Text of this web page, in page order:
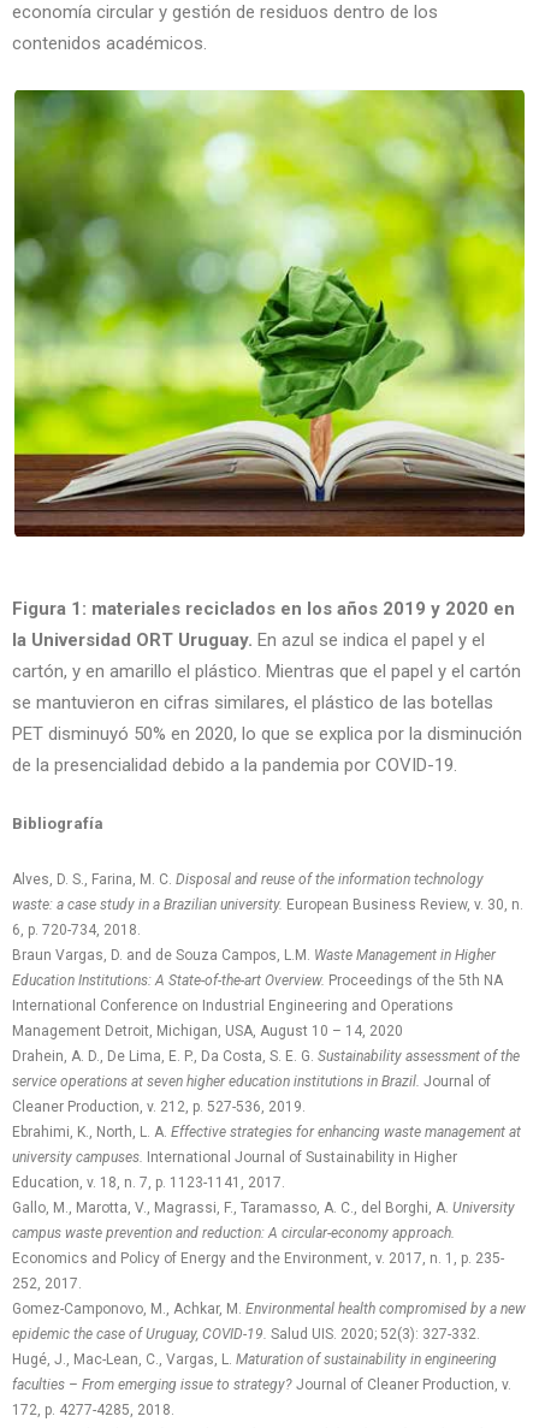
economía circular y gestión de residuos dentro de los
contenidos académicos.
Figura 1: materiales reciclados en los años 2019 y 2020 en
la Universidad ORT Uruguay. En azul se indica el papel y el
cartón, y en amarillo el plástico. Mientras que el papel y el cartón
se mantuvieron en cifras similares, el plástico de las botellas
PET disminuyó 50% en 2020, lo que se explica por la disminución
de la presencialidad debido a la pandemia por COVID-19.
Bibliografía
Alves, D. S., Farina, M. C. Disposal and reuse of the information technology
waste: a case study in a Brazilian university. European Business Review, v. 30, n.
6, p. 720-734, 2018.
Braun Vargas, D. and de Souza Campos, L.M. Waste Management in Higher
Education Institutions: A State-of-the-art Overview. Proceedings of the 5th NA
International Conference on Industrial Engineering and Operations
Management Detroit, Michigan, USA, August 10 – 14, 2020
Drahein, A. D., De Lima, E. P., Da Costa, S. E. G. Sustainability assessment of the
service operations at seven higher education institutions in Brazil. Journal of
Cleaner Production, v. 212, p. 527-536, 2019.
Ebrahimi, K., North, L. A. Effective strategies for enhancing waste management at
university campuses. International Journal of Sustainability in Higher
Education, v. 18, n. 7, p. 1123-1141, 2017.
Gallo, M., Marotta, V., Magrassi, F., Taramasso, A. C., del Borghi, A. University
campus waste prevention and reduction: A circular-economy approach.
Economics and Policy of Energy and the Environment, v. 2017, n. 1, p. 235-
252, 2017.
Gomez-Camponovo, M., Achkar, M. Environmental health compromised by a new
epidemic the case of Uruguay, COVID-19. Salud UIS. 2020; 52(3): 327-332.
Hugé, J., Mac-Lean, C., Vargas, L. Maturation of sustainability in engineering
faculties – From emerging issue to strategy? Journal of Cleaner Production, v.
172, p. 4277-4285, 2018.